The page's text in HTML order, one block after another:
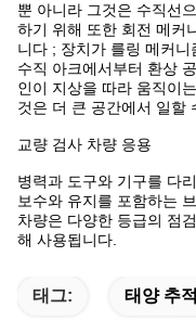
뿐 아니라 그것은 수직선
하기 위해 또한 회전 메커
니다 ; 장치가 를링 메커
수직 아크에서부터 환상
인이 지상을 따라 움직이
것은 더 큰 공간에서 일할
교량 검사 차량 응용
병력과 도구와 기구를 다
보수와 유지를 포함하는
차량은 다양한 등급의 점
해 사용됩니다.
태그: 태양 추